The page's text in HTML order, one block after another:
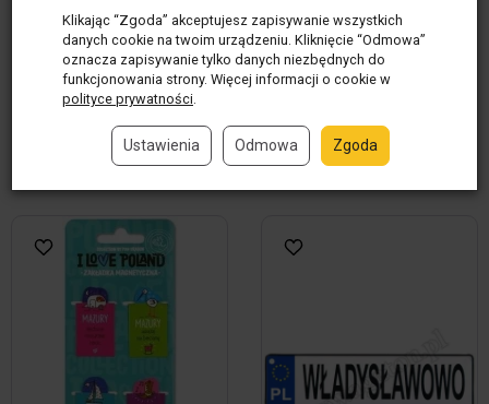
- Szczyt...
Produkt w magazynie(112
44,00 zł / kpl
Produkt w magazynie
szt.)
12,00 zł / szt.
szt.
Do koszyka
Klikając “Zgoda” akceptujesz zapisywanie wszystkich
danych cookie na twoim urządzeniu. Kliknięcie “Odmowa”
oznacza zapisywanie tylko danych niezbędnych do
funkcjonowania strony. Więcej informacji o cookie w
polityce prywatności.
Ustawienia Odmowa Zgoda